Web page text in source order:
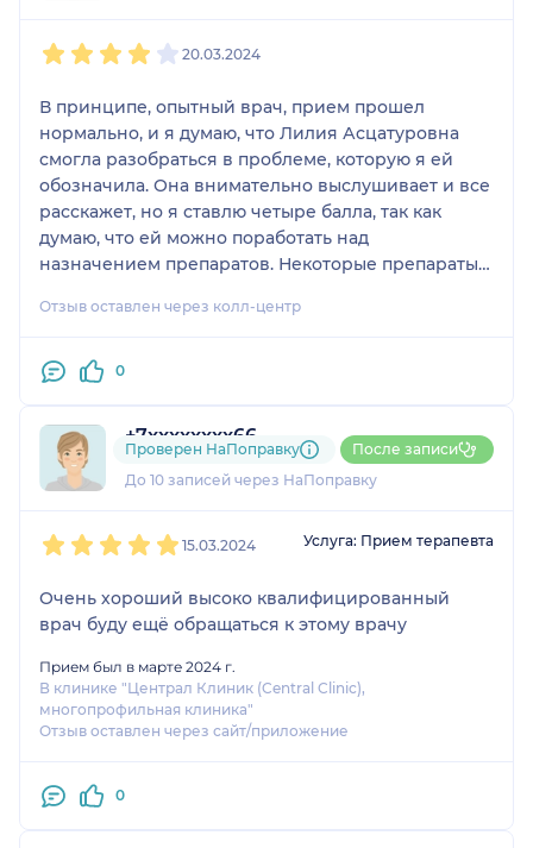
20.03.2024
В принципе, опытный врач, прием прошел
нормально, и я думаю, что Лилия Асцатуровна
смогла разобраться в проблеме, которую я ей
обозначила. Она внимательно выслушивает и все
расскажет, но я ставлю четыре балла, так как
думаю, что ей можно поработать над
назначением препаратов. Некоторые препараты
на их наличии, а поиск замены может занять
она сразу сообщила, чем можно заменить эти
Отзыв оставлен через колл-центр
0
+7xxxxxxxx66
1 отзыв
До 10 записей через НаПоправку
Проверен НаПоправку После записи
15.03.2024 Услуга: Прием терапевта
Очень хороший высоко квалифицированный
врач буду ещё обращаться к этому врачу
Прием был в марте 2024 г.
В клинике "Централ Клиник (Central Clinic),
многопрофильная клиника"
Отзыв оставлен через сайт/приложение
0